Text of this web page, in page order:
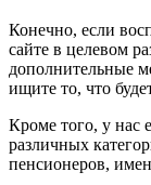
Конечно, если
сайте в целевом
дополнительные
ищите то, что
Кроме того, у нас
различных
пенсионеров,